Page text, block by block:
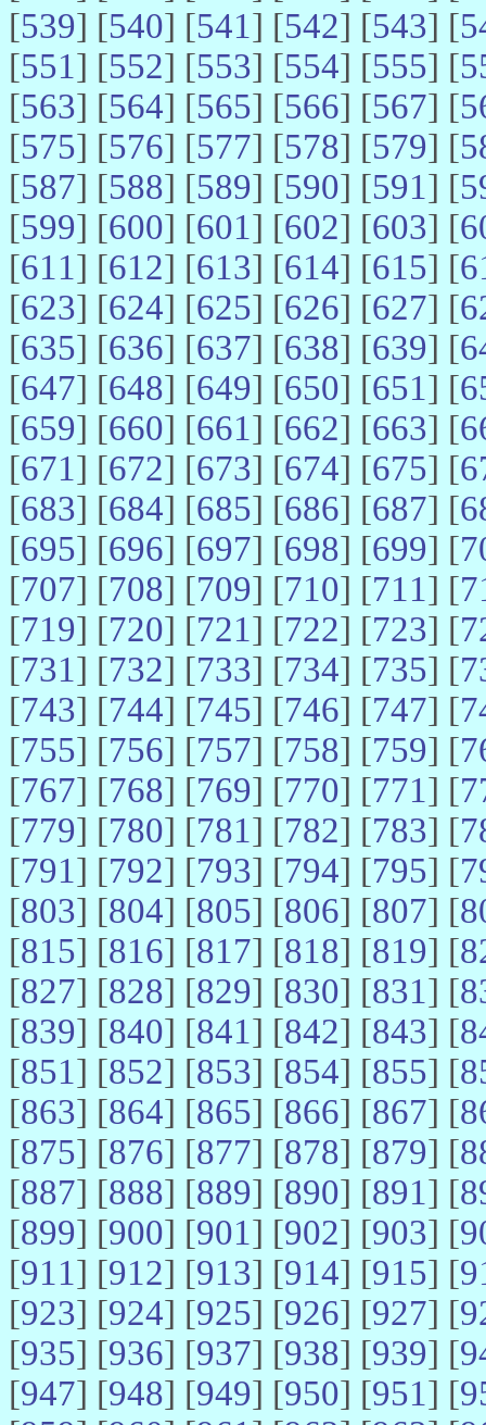
[539] [540] [541] [542] [543] [
[551] [552] [553] [554] [555] [
[563] [564] [565] [566] [567] [
[575] [576] [577] [578] [579] [
[587] [588] [589] [590] [591] [
[599] [600] [601] [602] [603] [
[611] [612] [613] [614] [615] [
[623] [624] [625] [626] [627] [
[635] [636] [637] [638] [639] [
[647] [648] [649] [650] [651] [
[659] [660] [661] [662] [663] [
[671] [672] [673] [674] [675] [
[683] [684] [685] [686] [687] [
[695] [696] [697] [698] [699] [
[707] [708] [709] [710] [711] [
[719] [720] [721] [722] [723] [
[731] [732] [733] [734] [735] [
[743] [744] [745] [746] [747] [
[755] [756] [757] [758] [759] [
[767] [768] [769] [770] [771] [
[779] [780] [781] [782] [783] [
[791] [792] [793] [794] [795] [
[803] [804] [805] [806] [807] [
[815] [816] [817] [818] [819] [
[827] [828] [829] [830] [831] [
[839] [840] [841] [842] [843] [
[851] [852] [853] [854] [855] [
[863] [864] [865] [866] [867] [
[875] [876] [877] [878] [879] [
[887] [888] [889] [890] [891] [
[899] [900] [901] [902] [903] [
[911] [912] [913] [914] [915] [
[923] [924] [925] [926] [927] [
[935] [936] [937] [938] [939] [
[947] [948] [949] [950] [951] [